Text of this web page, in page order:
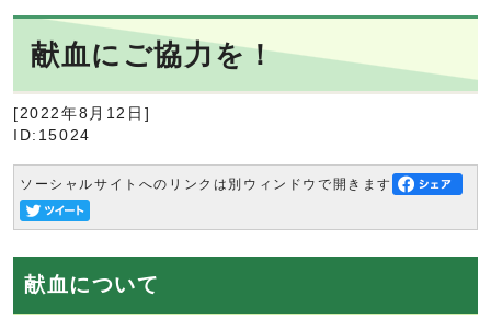
献血にご協力を！
[2022年8月12日]
ID:15024
ソーシャルサイトへのリンクは別ウィンドウで開きます
献血について